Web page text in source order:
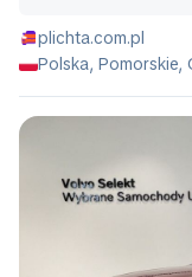
plichta.com.pl
Polska, Pomorskie,